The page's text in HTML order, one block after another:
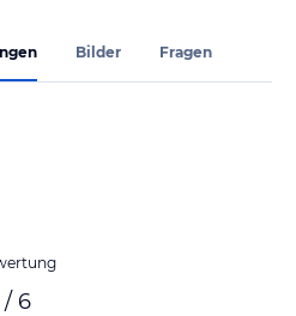
Bilder Fragen
/ 6